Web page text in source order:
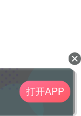
打开APP